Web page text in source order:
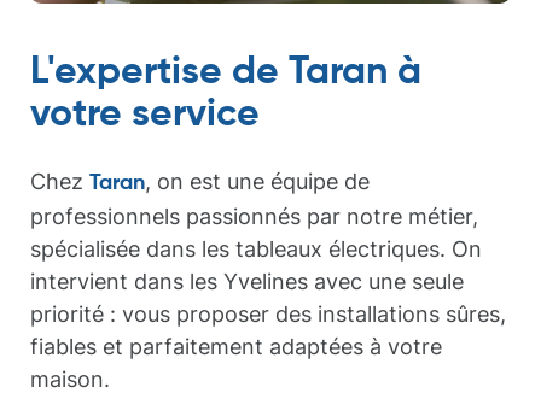
L'expertise de Taran à
votre service
Chez Taran, on est une équipe de
professionnels passionnés par notre métier,
spécialisée dans les tableaux électriques. On
intervient dans les Yvelines avec une seule
priorité : vous proposer des installations sûres,
fiables et parfaitement adaptées à votre
maison.